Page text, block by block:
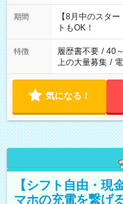
と休みを合わせ
「できれば残業
ね。 ※Wワーク希望の方へ 今ご覧のお仕事で希望する勤務時間
と、もう1つのお
合は応募できま
期間
【8月中のスタ
トもOK！
特徴 履歴書不要 / 40
上の大量募集 /
気になる！
【シフト自由・
マホの充電を繋げ